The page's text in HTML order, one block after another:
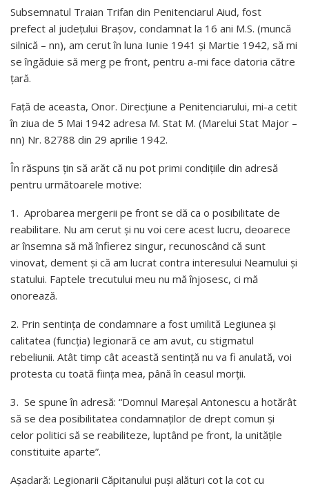
Subsemnatul Traian Trifan din Penitenciarul Aiud, fost
prefect al județului Brașov, condamnat la 16 ani M.S. (muncă
silnică – nn), am cerut în luna Iunie 1941 și Martie 1942, să mi
se îngăduie să merg pe front, pentru a-mi face datoria către
țară.
Față de aceasta, Onor. Direcțiune a Penitenciarului, mi-a cetit
în ziua de 5 Mai 1942 adresa M. Stat M. (Marelui Stat Major –
nn) Nr. 82788 din 29 aprilie 1942.
În răspuns țin să arăt că nu pot primi condițiile din adresă
pentru următoarele motive:
1. Aprobarea mergerii pe front se dă ca o posibilitate de
reabilitare. Nu am cerut și nu voi cere acest lucru, deoarece
ar însemna să mă înfierez singur, recunoscând că sunt
vinovat, dement și că am lucrat contra interesului Neamului și
statului. Faptele trecutului meu nu mă înjosesc, ci mă
onorează.
2. Prin sentința de condamnare a fost umilită Legiunea și
calitatea (funcția) legionară ce am avut, cu stigmatul
rebeliunii. Atât timp cât această sentință nu va fi anulată, voi
protesta cu toată ființa mea, până în ceasul morții.
3. Se spune în adresă: “Domnul Mareșal Antonescu a hotărât
să se dea posibilitatea condamnaților de drept comun și
celor politici să se reabiliteze, luptând pe front, la unitățile
constituite aparte”.
Așadară: Legionarii Căpitanului puși alături cot la cot cu